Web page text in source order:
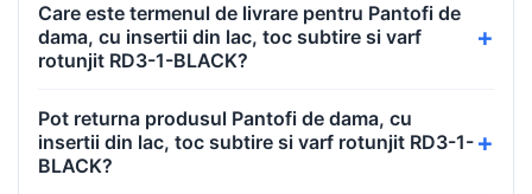
Care este termenul de livrare pentru Pantofi de
dama, cu insertii din lac, toc subtire si varf
rotunjit RD3-1-BLACK?
Pot returna produsul Pantofi de dama, cu
insertii din lac, toc subtire si varf rotunjit RD3-1-
BLACK?